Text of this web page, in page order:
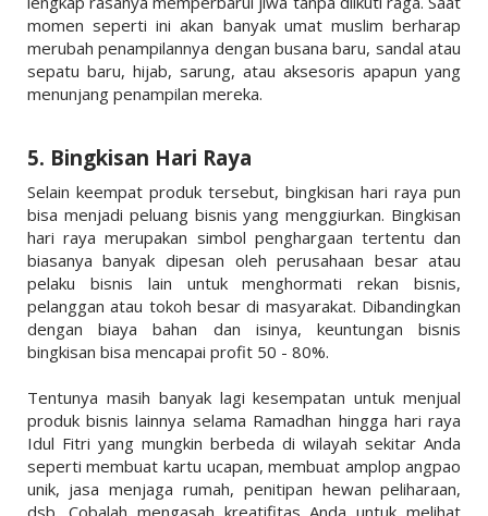
momen seperti ini akan banyak umat muslim berharap
merubah penampilannya dengan busana baru, sandal atau
sepatu baru, hijab, sarung, atau aksesoris apapun yang
menunjang penampilan mereka.
5. Bingkisan Hari Raya
Selain keempat produk tersebut, bingkisan hari raya pun
bisa menjadi peluang bisnis yang menggiurkan. Bingkisan
hari raya merupakan simbol penghargaan tertentu dan
biasanya banyak dipesan oleh perusahaan besar atau
pelaku bisnis lain untuk menghormati rekan bisnis,
pelanggan atau tokoh besar di masyarakat. Dibandingkan
dengan biaya bahan dan isinya, keuntungan bisnis
bingkisan bisa mencapai profit 50 - 80%.
Tentunya masih banyak lagi kesempatan untuk menjual
produk bisnis lainnya selama Ramadhan hingga hari raya
Idul Fitri yang mungkin berbeda di wilayah sekitar Anda
seperti membuat kartu ucapan, membuat amplop angpao
unik, jasa menjaga rumah, penitipan hewan peliharaan,